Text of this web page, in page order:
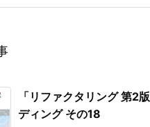
「リファクタリング 第2
ディング その18